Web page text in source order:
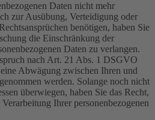
Daten nicht mehr
zur Ausübung, Verteidigung oder
benötigen, haben Sie
die Einschränkung der
Daten zu verlangen.
nach Art. 21 Abs. 1 DSGVO
Abwägung zwischen Ihren und
werden. Solange noch nicht
überwiegen, haben Sie das Recht,
Ihrer personenbezogenen